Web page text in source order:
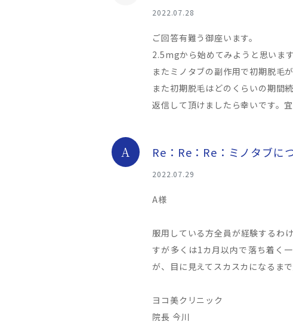
2022.07.28
ご回答有難う御座います。
2.5mgから始めてみようと思います
またミノタブの副作用で初期脱毛
また初期脱毛はどのくらいの期間
返信して頂けましたら幸いです。
A Re：Re：Re：ミノタブに
2022.07.29
A様
服用している方全員が経験するわ
すが多くは1カ月以内で落ち着く
が、目に見えてスカスカになるま
ヨコ美クリニック
院長 今川